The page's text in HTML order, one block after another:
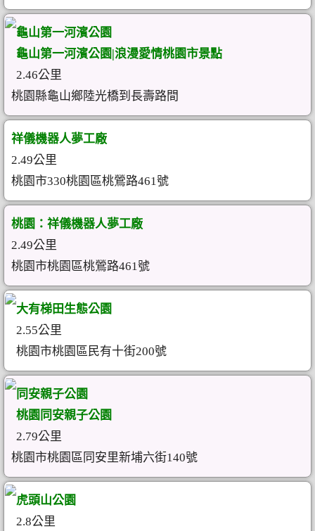
龜山第一河濱公園
龜山第一河濱公園|浪漫愛情桃園市景點
2.46公里
桃園縣龜山鄉陸光橋到長壽路間
祥儀機器人夢工廠
2.49公里
桃園市330桃園區桃鶯路461號
桃園：祥儀機器人夢工廠
2.49公里
桃園市桃園區桃鶯路461號
大有梯田生態公園
2.55公里
桃園市桃園區民有十街200號
同安親子公園
桃園同安親子公園
2.79公里
桃園市桃園區同安里新埔六街140號
虎頭山公園
2.8公里